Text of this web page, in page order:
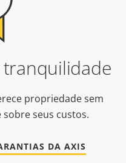
tranquilidade
propriedade sem
seus custos.
DA AXIS